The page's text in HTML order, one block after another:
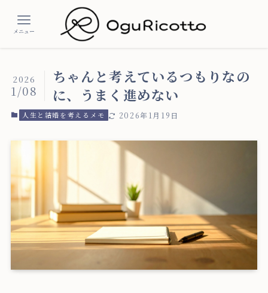
メニュー
ちゃんと考えているつもりなの
に、うまく進めない
2026
1/08
人生と結婚を考えるメモ 2026年1月19日